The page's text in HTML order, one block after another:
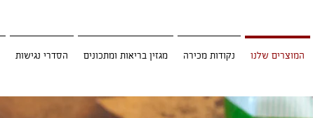
המוצרים שלנו נקודות מכירה מגזין בריאות ומתכונים הסדרי נגישות